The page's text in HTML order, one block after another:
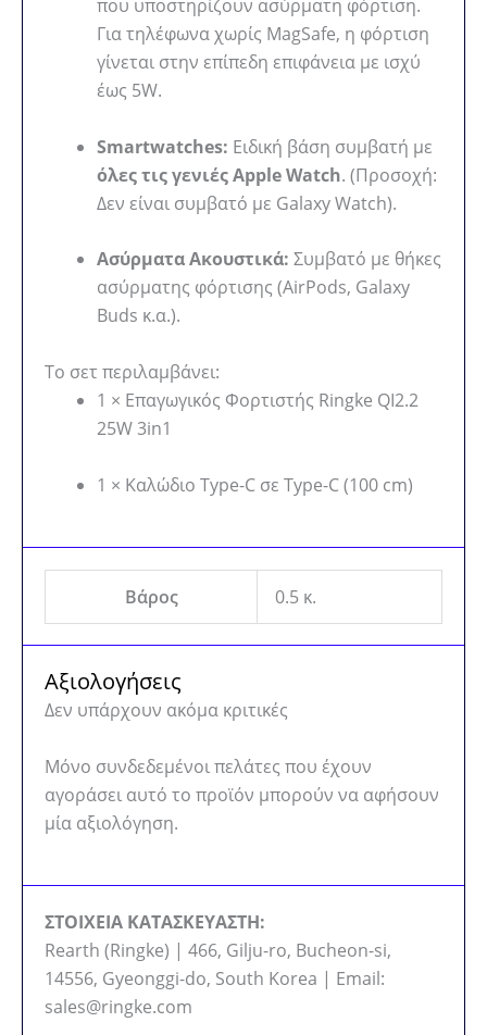
που υποστηρίζουν ασύρματη φόρτιση.
Για τηλέφωνα χωρίς MagSafe, η φόρτιση
γίνεται στην επίπεδη επιφάνεια με ισχύ
έως 5W.
Smartwatches: Ειδική βάση συμβατή με
όλες τις γενιές Apple Watch. (Προσοχή:
Δεν είναι συμβατό με Galaxy Watch).
Ασύρματα Ακουστικά: Συμβατό με θήκες
ασύρματης φόρτισης (AirPods, Galaxy
Buds κ.α.).
Το σετ περιλαμβάνει:
1 × Επαγωγικός Φορτιστής Ringke QI2.2
25W 3in1
1 × Καλώδιο Type-C σε Type-C (100 cm)
Βάρος 0.5 κ.
Αξιολογήσεις
Δεν υπάρχουν ακόμα κριτικές
Μόνο συνδεδεμένοι πελάτες που έχουν
αγοράσει αυτό το προϊόν μπορούν να αφήσουν
μία αξιολόγηση.
ΣΤΟΙΧΕΙΑ ΚΑΤΑΣΚΕΥΑΣΤΗ:
Rearth (Ringke) | 466, Gilju-ro, Bucheon-si,
14556, Gyeonggi-do, South Korea | Email:
sales@ringke.com